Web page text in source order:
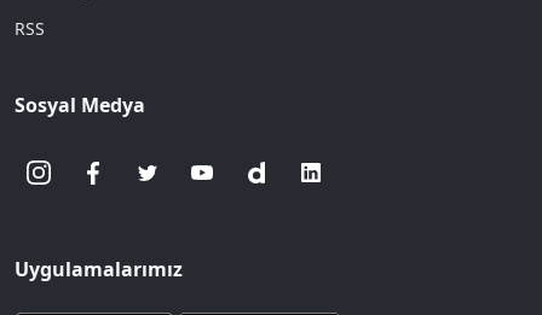
RSS
Sosyal Medya
Uygulamalarımız